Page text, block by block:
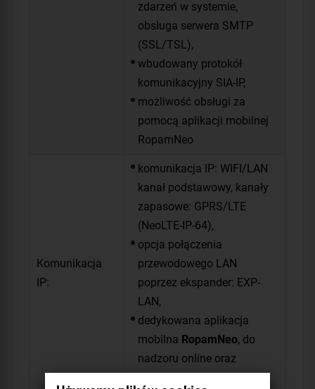
zdarzeń w systemie,
obsługa serwera SMTP
(SSL/TSL),
wbudowany protokół
komunikacyjny SIA-IP,
możliwość obsługi za
pomocą aplikacji mobilnej
RopamNeo
Komunikacja
IP:
komunikacja IP: WIFI/LAN
kanał podstawowy, kanały
zapasowe: GPRS/LTE
(NeoLTE-IP-64),
opcja połączenia
przewodowego LAN
poprzez ekspander: EXP-
LAN,
dedykowana aplikacja
mobilna RopamNeo, do
nadzoru online oraz